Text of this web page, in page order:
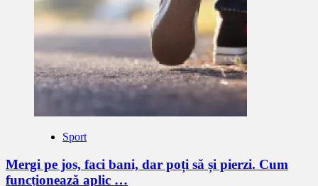
Sport
Mergi pe jos, faci bani, dar poți să și pierzi. Cum
funcționează aplic …